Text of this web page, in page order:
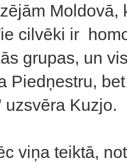
cilvēki ir
grupas, un
Piedņestru,
uzsvēra Kuzjo.
viņa teiktā,